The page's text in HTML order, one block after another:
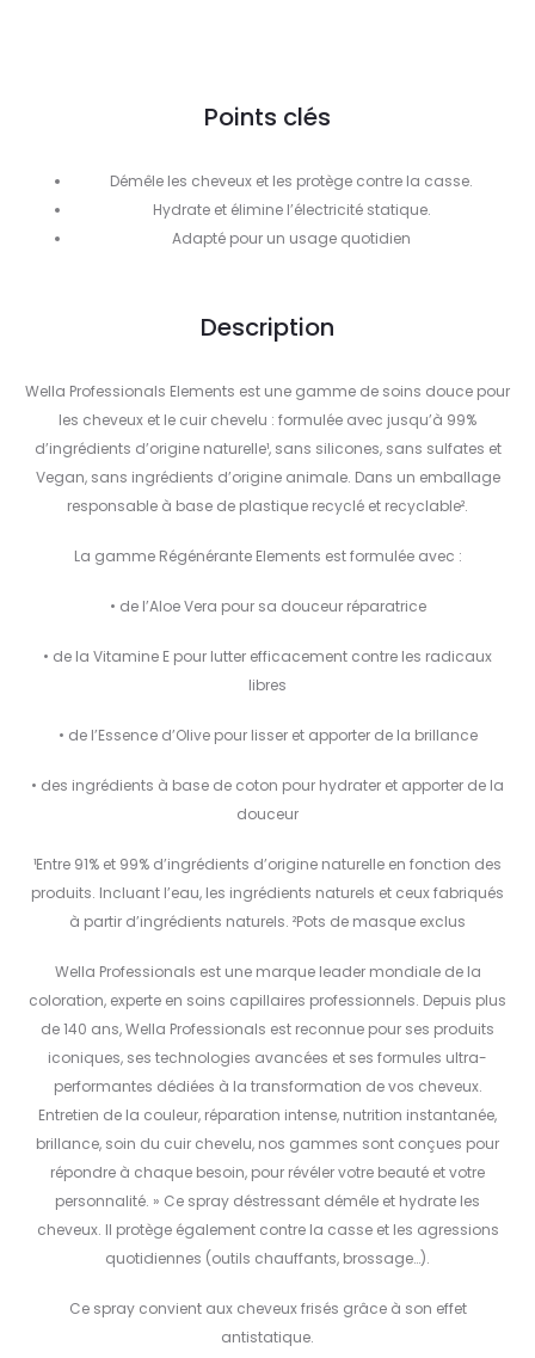
Points clés
Démêle les cheveux et les protège contre la casse.
Hydrate et élimine l’électricité statique.
Adapté pour un usage quotidien
Description
Wella Professionals Elements est une gamme de soins douce pour
les cheveux et le cuir chevelu : formulée avec jusqu’à 99%
d’ingrédients d’origine naturelle¹, sans silicones, sans sulfates et
Vegan, sans ingrédients d’origine animale. Dans un emballage
responsable à base de plastique recyclé et recyclable².
La gamme Régénérante Elements est formulée avec :
• de l’Aloe Vera pour sa douceur réparatrice
• de la Vitamine E pour lutter efficacement contre les radicaux
libres
• de l’Essence d’Olive pour lisser et apporter de la brillance
• des ingrédients à base de coton pour hydrater et apporter de la
douceur
¹Entre 91% et 99% d’ingrédients d’origine naturelle en fonction des
produits. Incluant l’eau, les ingrédients naturels et ceux fabriqués
à partir d’ingrédients naturels. ²Pots de masque exclus
Wella Professionals est une marque leader mondiale de la
coloration, experte en soins capillaires professionnels. Depuis plus
de 140 ans, Wella Professionals est reconnue pour ses produits
iconiques, ses technologies avancées et ses formules ultra-
performantes dédiées à la transformation de vos cheveux.
Entretien de la couleur, réparation intense, nutrition instantanée,
brillance, soin du cuir chevelu, nos gammes sont conçues pour
répondre à chaque besoin, pour révéler votre beauté et votre
personnalité. » Ce spray déstressant démêle et hydrate les
cheveux. Il protège également contre la casse et les agressions
quotidiennes (outils chauffants, brossage…).
Ce spray convient aux cheveux frisés grâce à son effet
antistatique.